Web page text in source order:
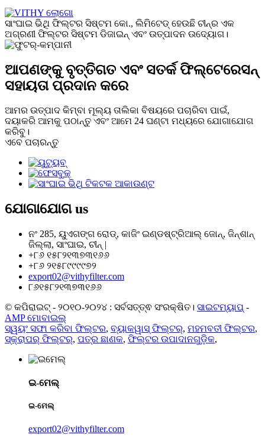
ସାଂଘାଇ ଭିଥି ଫିଲ୍ଟର ସିଷ୍ଟମ କୋ., ଲିମିଟେଡ୍ ହେଉଛି ଚୀନ୍‌ର ଏକ
ଅଗ୍ରଣୀ ଫିଲ୍ଟର ସିଷ୍ଟମ ଡିଜାଇନ୍ ଏବଂ ଉତ୍ପାଦନ ଉଦ୍ୟୋଗ।
ଆପଣଙ୍କୁ ବୃତ୍ତିଗତ ଏବଂ ସତର୍କ ଫିଲ୍ଟେରେସନ୍
ସହାୟତା ପ୍ରଦାନ କରେ
ଆମର ଉତ୍ପାଦ କିମ୍ବା ମୂଲ୍ୟ ତାଲିକା ବିଷୟରେ ପଚାରିବା ପାଇଁ,
ଦୟାକରି ଆମକୁ ପଠାନ୍ତୁ ଏବଂ ଆମେ 24 ଘଣ୍ଟା ମଧ୍ୟରେ ଯୋଗାଯୋଗ
କରିବୁ।
ଏବେ ପଚାରନ୍ତୁ
ଯୋଗାଯୋଗus
ନଂ 285, ୟୁଏଗଙ୍ଗ ରୋଡ୍, କାଜିଂ ଇଣ୍ଡଷ୍ଟ୍ରିଆଲ୍ ଜୋନ୍, ଜିନ୍ଶାନ୍
ଜିଲ୍ଲା, ସାଂଘାଇ, ଚୀନ୍ |
+୮୬ ୧୫୮୨୧୩୭୩୧୬୬
+୮୬ ୨୧୫୮୯୯୯୯୭୨
export02@vithyfilter.com
୮୬୧୫୮୨୧୩୭୩୧୬୬
© କପିରାଇଟ୍ - ୨୦୧୦-୨୦୨୪ : ସର୍ବସତ୍ତ୍ଵ ସଂରକ୍ଷିତ। ସାଇଟମ୍ୟାପ୍ -
AMP ମୋବାଇଲ୍
ସ୍ୱୟଂ ସଫା କରିବା ଫିଲ୍ଟର, ବ୍ୟାକୱାସ୍ ଫିଲ୍ଟର୍, ମହମବତୀ ଫିଲ୍ଟର,
ସ୍କ୍ରାପର୍ ଫିଲ୍ଟର୍, ପତ୍ର ଛାଣକ, ଫିଲ୍ଟର ଉପାଦାନଗୁଡ଼ିକ,
ଇ-ମେଲ୍
ଇ-ମେଲ୍
export02@vithyfilter.com